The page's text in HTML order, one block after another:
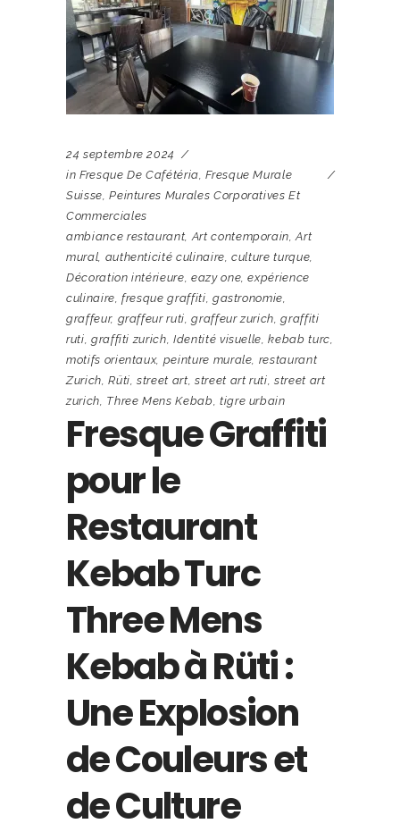
24 septembre 2024
in Fresque De Cafétéria,Fresque Murale
Suisse,Peintures Murales Corporatives Et
Commerciales
ambiance restaurant,Art contemporain,Art
mural, authenticité culinaire,culture turque,
Décoration intérieure, eazy one,expérience
culinaire,fresque graffiti, gastronomie,
graffeur, graffeur ruti,graffeur zurich,graffiti
ruti, graffiti zurich, Identité visuelle,kebab turc,
motifs orientaux, peinture murale, restaurant
Zurich,Rüti,street art, street art ruti,street art
zurich, Three Mens Kebab, tigre urbain
Fresque Graffiti
pour le
Restaurant
Kebab Turc
Three Mens
Kebab à Rüti :
Une Explosion
de Couleurs et
de Culture